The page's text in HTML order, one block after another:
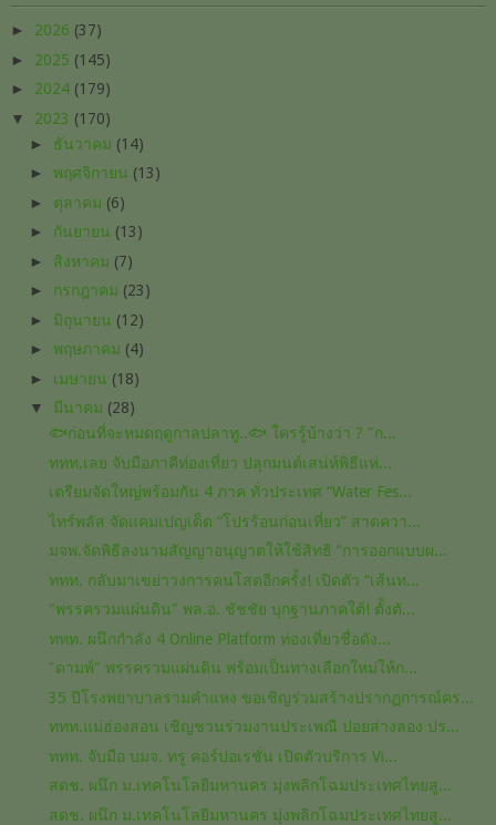
► 2026 (37)
► 2025 (145)
► 2024 (179)
▼ 2023 (170)
► ธันวาคม (14)
► พฤศจิกายน (13)
► ตุลาคม (6)
► กันยายน (13)
► สิงหาคม (7)
► กรกฎาคม (23)
► มิถุนายน (12)
► พฤษภาคม (4)
► เมษายน (18)
▼ มีนาคม (28)
🐟ก่อนที่จะหมดฤดูกาลปลาทู..🐟 ใครรู้บ้างว่า ? "ก...
ททท.เลย จับมือภาคีท่องเที่ยว ปลุกมนต์เสน่ห์พิธีแห่...
เตรียมจัดใหญ่พร้อมกัน 4 ภาค ทั่วประเทศ “Water Fes...
ไทร์พลัส จัดแคมเปญเด็ด “โปรร้อนก่อนเที่ยว” สาดควา...
มจพ.จัดพิธีลงนามสัญญาอนุญาตให้ใช้สิทธิ “การออกแบบผ...
ททท. กลับมาเขย่าวงการคนโสดอีกครั้ง! เปิดตัว “เส้นท...
"พรรครวมแผ่นดิน" พล.อ. ชัชชัย บุกฐานภาคใต้! ตั้งตั...
ททท. ผนึกกำลัง 4 Online Platform ท่องเที่ยวชื่อดัง...
"ดามพ์" พรรครวมแผ่นดิน​ พร้อมเป็นทางเลือก​ใหม่ให้ก...
35 ปีโรงพยาบาลรามคำแหง ขอเชิญร่วมสร้างปรากฏการณ์คร...
ททท.แม่ฮ่องสอน เชิญชวนร่วมงานประเพณี ปอยส่างลอง ปร...
ททท. จับมือ บมจ. ทรู คอร์ปอเรชั่น เปิดตัวบริการ Vi...
สดช. ผนึก ม.เทคโนโลยีมหานคร มุ่งพลิกโฉมประเทศไทยสู...
สดช. ผนึก ม.เทคโนโลยีมหานคร มุ่งพลิกโฉมประเทศไทยสู...